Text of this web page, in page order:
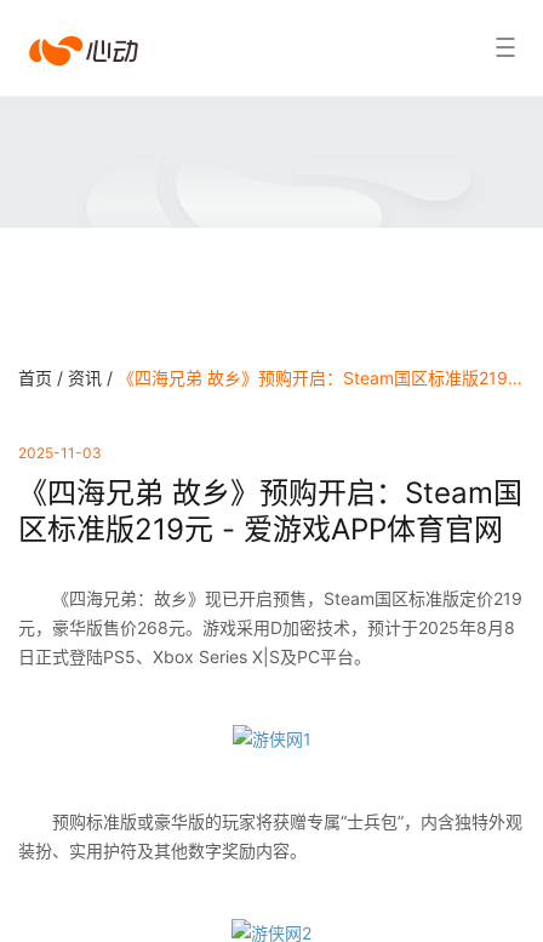
爱搜索结果
首页 / 资讯 / 《四海兄弟 故乡》预购开启：Steam国区标准版219元 - 爱游戏APP体育官网
2025-11-03
《四海兄弟 故乡》预购开启：Steam国
区标准版219元 - 爱游戏APP体育官网
《四海兄弟：故乡》现已开启预售，Steam国区标准版定价219
元，豪华版售价268元。游戏采用D加密技术，预计于2025年8月8
日正式登陆PS5、Xbox Series X|S及PC平台。
预购标准版或豪华版的玩家将获赠专属“士兵包”，内含独特外观
装扮、实用护符及其他数字奖励内容。